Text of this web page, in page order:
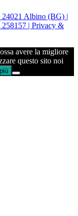
24021 Albino (BG) |
| Privacy &
avere la migliore
questo sito noi